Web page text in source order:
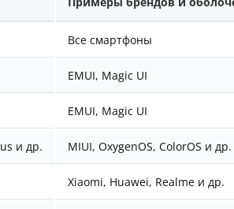
Все смартфоны
EMUI, Magic UI
EMUI, Magic UI
и др. MIUI, OxygenOS, ColorOS и др.
Xiaomi, Huawei, Realme и др.